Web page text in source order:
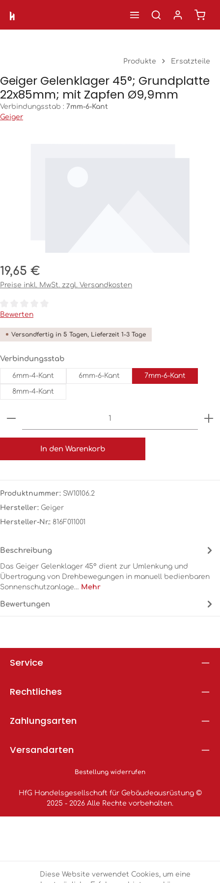
Zum Hauptinhalt springen
Produkte Ersatzteile
Geiger Gelenklager 45°; Grundplatte
22x85mm; mit Zapfen Ø9,9mm
Verbindungsstab : 7mm-6-Kant
Geiger
Regulärer Preis:
19,65 €
Preise inkl. MwSt. zzgl. Versandkosten
Durchschnittliche Bewertung von 0 von 5 Sternen
Bewerten
Versandfertig in 5 Tagen, Lieferzeit 1-3 Tage
Verbindungsstabauswählen
6mm-4-Kant 6mm-6-Kant 7mm-6-Kant
8mm-4-Kant
Produkt Anzahl: Gib den gewünschten Wert
In den Warenkorb
Produktnummer: SW10106.2
Hersteller: Geiger
Hersteller-Nr.: 816F011001
Beschreibung
Das Geiger Gelenklager 45° dient zur Umlenkung und
Übertragung von Drehbewegungen in manuell bedienbaren
Sonnenschutzanlage… Mehr
Bewertungen
Service
Rechtliches
Zahlungsarten
Versandarten
Bestellung widerrufen
HfG Handelsgesellschaft für Gebäudeausrüstung ©
2025 - 2026 Alle Rechte vorbehalten.
Diese Website verwendet Cookies, um eine